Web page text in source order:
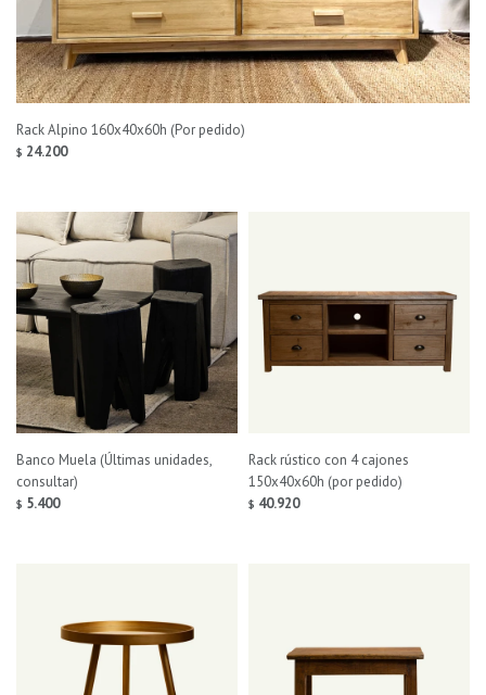
Rack Alpino 160x40x60h (Por pedido)
$ 24.200
Banco Muela (Últimas unidades,
consultar)
$ 5.400
Rack rústico con 4 cajones
150x40x60h (por pedido)
$ 40.920